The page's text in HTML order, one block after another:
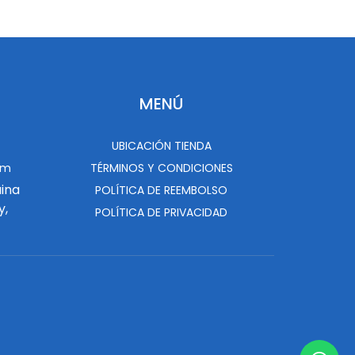
MENÚ
UBICACIÓN TIENDA
TÉRMINOS Y CONDICIONES
POLÍTICA DE REEMBOLSO
POLÍTICA DE PRIVACIDAD